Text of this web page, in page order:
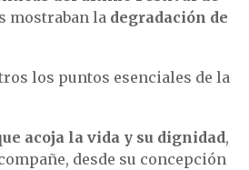
mostraban la degradación de
los puntos esenciales de la
acoja la vida y su dignidad,
desde su concepción